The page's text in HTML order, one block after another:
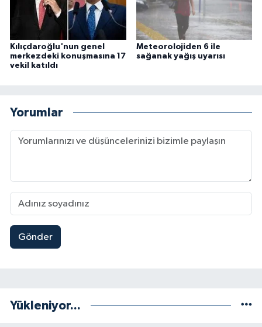
Kılıçdaroğlu'nun genel
merkezdeki konuşmasına 17
vekil katıldı
Meteorolojiden 6 ile
sağanak yağış uyarısı
Yorumlar
Gönder
Yükleniyor...